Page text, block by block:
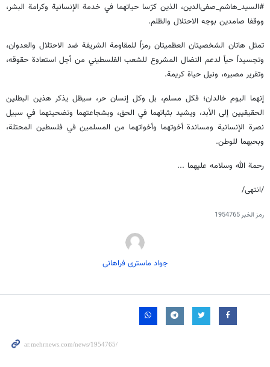
#السيد_هاشم_صفى‌الدين، الذين كرّسا حياتهما في خدمة الإنسانية وكرامة البشر،
ووقفا صامدين بوجه الاحتلال والظلم.
تمثل هاتان الشخصيتان العظمیتان رمزاً للمقاومة الشريفة ضد الاحتلال والعدوان،
وتجسيداً حياً لدعم النضال المشروع للشعب الفلسطيني من أجل استعادة حقوقه،
وتقرير مصيره، ونيل حياة كريمة.
إنهما اليوم خالدان؛ فكل مسلم، بل وكل إنسان حر، سيظل يذكر هذين البطلين
الحقيقيين إلى الأبد، ويشيد بثباتهما في الحق، وبشجاعتهما وتضحيتهما في سبيل
نصرة الإنسانية ومساندة أخوتهما وأخواتهما من المسلمين في فلسطين المحتلة،
وبحبهما للوطن.
رحمة الله وسلامه عليهما ...
/انتهى/
رمز الخبر1954765
جواد ماستری فراهانی